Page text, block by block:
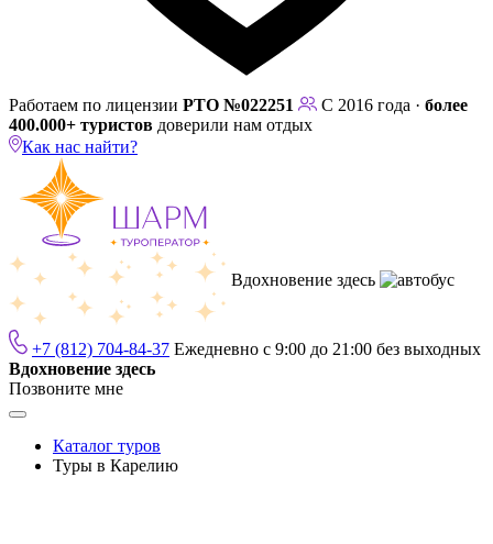
Работаем по лицензии РТО №022251 С 2016 года · более
400.000+ туристов доверили нам отдых
Как нас найти?
Вдохновение здесь
+7 (812) 704-84-37 Ежедневно с 9:00 до 21:00 без выходных
Вдохновение здесь
Позвоните мне
Каталог туров
Туры в Карелию